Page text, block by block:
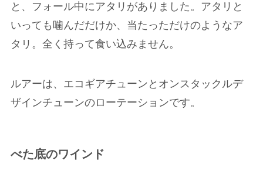
と、フォール中にアタリがありました。アタリと
いっても噛んだだけか、当たっただけのようなア
タリ。全く持って食い込みません。
ルアーは、エコギアチューンとオンスタックルデ
ザインチューンのローテーションです。
べた底のワインド